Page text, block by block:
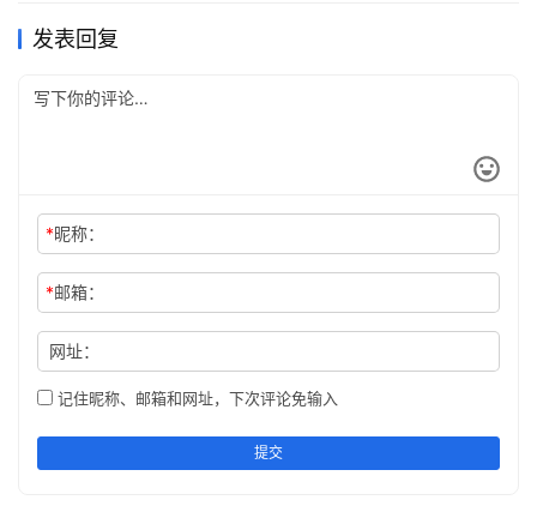
【译文】平时“为国献身、为朋友献身”的豪言壮语不离口，
·处大事不辞劳怨，堪为栋梁之材；遇小故辄避嫌疑，岂是
腹心之寄。
碰到一点小事就避嫌，不肯承担一点责任的人，怎么能重用
呢。
·与物难堪，不测亡身还害子；待人有地，无端福禄更延
发表回复
*昵称：
*邮箱：
网址：
记住昵称、邮箱和网址，下次评论免输入
提交